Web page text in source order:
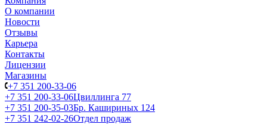
О компании
Новости
Отзывы
Карьера
Контакты
Лицензии
Магазины
+7 351 200-33-06
+7 351 200-33-06Цвиллинга 77
+7 351 200-35-03Бр. Кашириных 124
+7 351 242-02-26Отдел продаж